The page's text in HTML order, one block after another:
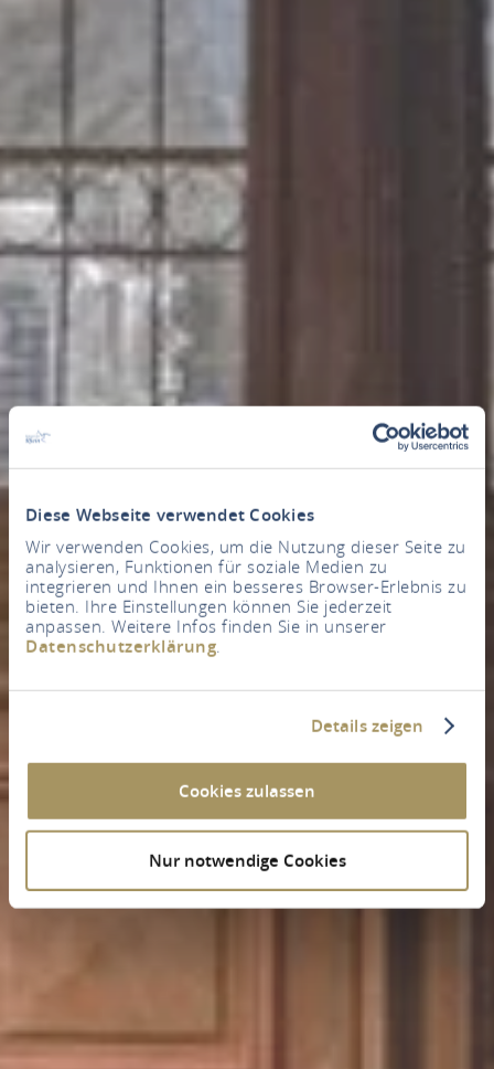
Diese Webseite verwendet Cookies
Wir verwenden Cookies, um die Nutzung dieser Seite zu
analysieren, Funktionen für soziale Medien zu
integrieren und Ihnen ein besseres Browser-Erlebnis zu
bieten. Ihre Einstellungen können Sie jederzeit
anpassen. Weitere Infos finden Sie in unserer
Datenschutzerklärung.
Details zeigen
Cookies zulassen
Nur notwendige Cookies